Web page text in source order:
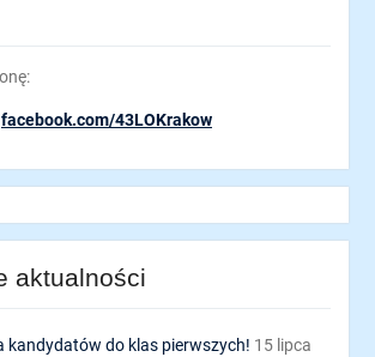
facebook.com/43LOKrakow
aktualności
kandydatów do klas pierwszych! 15 lipca